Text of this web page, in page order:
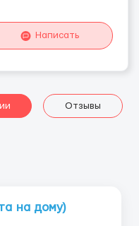
Написать
Отзывы
на дому)